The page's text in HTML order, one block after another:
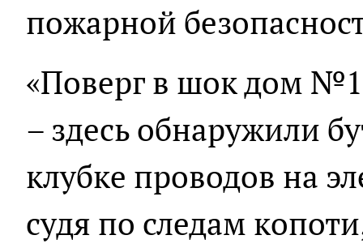
пожарной
«Поверг в шок дом №1
– здесь обнаружили
клубке проводов на
судя по следам